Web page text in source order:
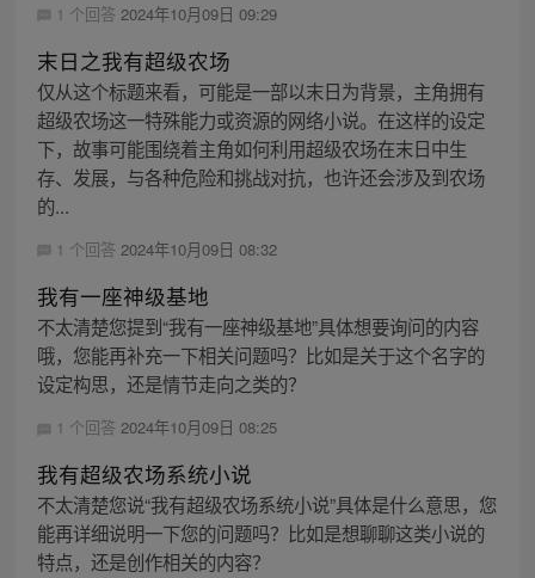
1 个回答 2024年10月09日 09:29
末日之我有超级农场
仅从这个标题来看，可能是一部以末日为背景，主角拥有
超级农场这一特殊能力或资源的网络小说。在这样的设定
下，故事可能围绕着主角如何利用超级农场在末日中生
存、发展，与各种危险和挑战对抗，也许还会涉及到农场
的...
1 个回答 2024年10月09日 08:32
我有一座神级基地
不太清楚您提到“我有一座神级基地”具体想要询问的内容
哦，您能再补充一下相关问题吗？比如是关于这个名字的
设定构思，还是情节走向之类的？
1 个回答 2024年10月09日 08:25
我有超级农场系统小说
不太清楚您说“我有超级农场系统小说”具体是什么意思，您
能再详细说明一下您的问题吗？比如是想聊聊这类小说的
特点，还是创作相关的内容？